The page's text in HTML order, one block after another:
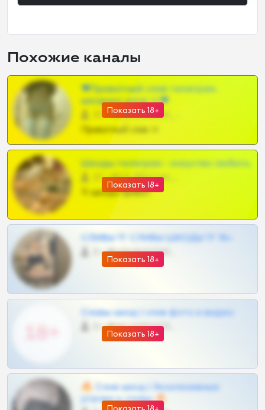
Похожие каналы
Показать 18+
❤Приватный слив телеграм,
шкодных шкур тг❤
57 •
Приватный слив тг
Показать 18+
Шкоды телеграм - искуство любить
27 •
Тг шкоды приват
Показать 18+
СЛИВЫ ТГ СЛИВЫ ШКОДЫ ТГ 18+
0 •
Показать 18+
Сливы шкод | слив фото и видео
0 •
🔥 Слив шкод | Эксклюзивные
утечки и сливы 🔥